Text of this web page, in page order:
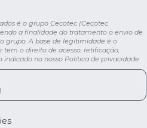
é o grupo Cecotec (Cecotec
a finalidade do tratamento o envio de
grupo. A base de legitimidade é o
o direito de acesso, retificação,
indicado no nosso Política de privacidade